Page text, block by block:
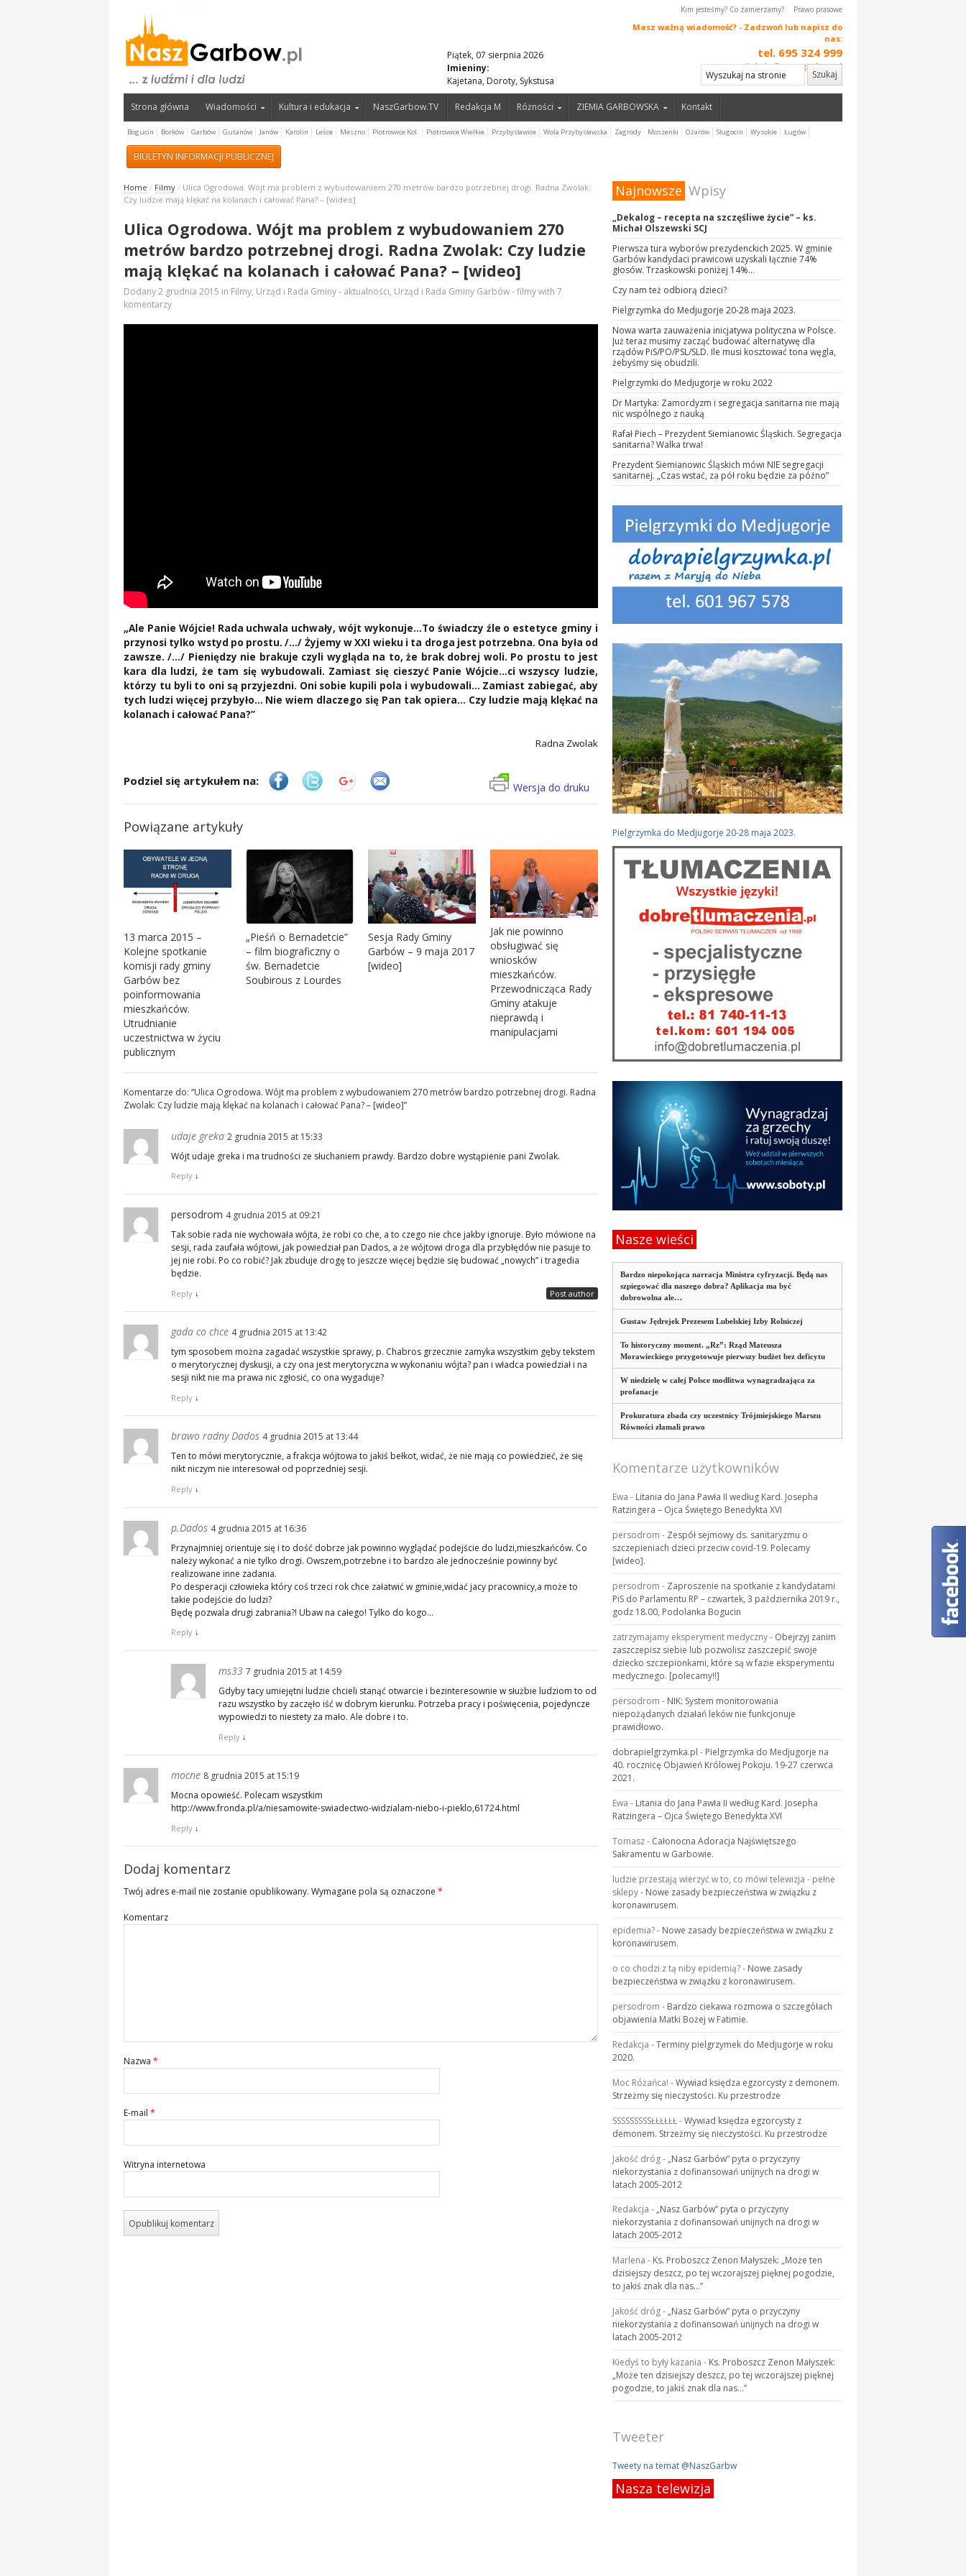
Kim jesteśmy? Co zamierzamy? Prawo prasowe
Piątek, 07 sierpnia 2026
Imieniny:
Kajetana, Doroty, Sykstusa
Masz ważną wiadomość? - Zadzwoń lub napisz do
nas:
tel. 695 324 999
redakcja@naszgarbow.pl
Strona główna Wiadomości Kultura i edukacja NaszGarbow.TV Redakcja M Różności ZIEMIA GARBOWSKA Kontakt
Bogucin Borków Garbów Gutanów Janów Karolin Leśce Meszno Piotrowice Kol. Piotrowice Wielkie Przybysławice Wola Przybysławska Zagrody Moszenki Ożarów Sługocin Wysokie Ługów
BIULETYN INFORMACJI PUBLICZNEJ
Home / Filmy / Ulica Ogrodowa. Wójt ma problem z wybudowaniem 270 metrów bardzo potrzebnej drogi. Radna Zwolak:
Czy ludzie mają klękać na kolanach i całować Pana? – [wideo]
Ulica Ogrodowa. Wójt ma problem z wybudowaniem 270
metrów bardzo potrzebnej drogi. Radna Zwolak: Czy ludzie
mają klękać na kolanach i całować Pana? – [wideo]
Dodany2 grudnia 2015 in Filmy, Urząd i Rada Gminy - aktualności, Urząd i Rada Gminy Garbów - filmywith 7
komentarzy
„Ale Panie Wójcie! Rada uchwala uchwały, wójt wykonuje…To świadczy źle o estetyce gminy i
przynosi tylko wstyd po prostu. /…/ Żyjemy w XXI wieku i ta droga jest potrzebna. Ona była od
zawsze. /…/ Pieniędzy nie brakuje czyli wygląda na to, że brak dobrej woli. Po prostu to jest
kara dla ludzi, że tam się wybudowali. Zamiast się cieszyć Panie Wójcie…ci wszyscy ludzie,
którzy tu byli to oni są przyjezdni. Oni sobie kupili pola i wybudowali… Zamiast zabiegać, aby
tych ludzi więcej przybyło… Nie wiem dlaczego się Pan tak opiera… Czy ludzie mają klękać na
kolanach i całować Pana?”
Radna Zwolak
Wersja do druku
Podziel się artykułem na:
Powiązane artykuły
13 marca 2015 –
Kolejne spotkanie
komisji rady gminy
Garbów bez
poinformowania
mieszkańców.
Utrudnianie
uczestnictwa w życiu
publicznym
„Pieśń o Bernadetcie”
– film biograficzny o
św. Bernadetcie
Soubirous z Lourdes
Sesja Rady Gminy
Garbów – 9 maja 2017
[wideo]
Jak nie powinno
obsługiwać się
wniosków
mieszkańców.
Przewodnicząca Rady
Gminy atakuje
nieprawdą i
manipulacjami
Komentarze do: “Ulica Ogrodowa. Wójt ma problem z wybudowaniem 270 metrów bardzo potrzebnej drogi. Radna
Zwolak: Czy ludzie mają klękać na kolanach i całować Pana? – [wideo]”
udaje greka 2 grudnia 2015 at 15:33
Wójt udaje greka i ma trudności ze słuchaniem prawdy. Bardzo dobre wystąpienie pani Zwolak.
Reply ↓
persodrom
Post author
4 grudnia 2015 at 09:21
Tak sobie rada nie wychowała wójta, że robi co che, a to czego nie chce jakby ignoruje. Było mówione na
sesji, rada zaufała wójtowi, jak powiedział pan Dados, a że wójtowi droga dla przybłędów nie pasuje to
jej nie robi. Po co robić? Jak zbuduje drogę to jeszcze więcej będzie się budować „nowych” i tragedia
będzie.
Reply ↓
gada co chce 4 grudnia 2015 at 13:42
tym sposobem można zagadać wszystkie sprawy, p. Chabros grzecznie zamyka wszystkim gęby tekstem
o merytorycznej dyskusji, a czy ona jest merytoryczna w wykonaniu wójta? pan i władca powiedział i na
sesji nikt nie ma prawa nic zgłosić, co ona wygaduje?
Reply ↓
brawo radny Dados 4 grudnia 2015 at 13:44
Ten to mówi merytorycznie, a frakcja wójtowa to jakiś bełkot, widać, że nie mają co powiedzieć, że się
nikt niczym nie interesował od poprzedniej sesji.
Reply ↓
p.Dados 4 grudnia 2015 at 16:36
Przynajmniej orientuje się i to dość dobrze jak powinno wyglądać podejście do ludzi,mieszkańców. Co
należy wykonać a nie tylko drogi. Owszem,potrzebne i to bardzo ale jednocześnie powinny być
realizowane inne zadania.
Po desperacji człowieka który coś trzeci rok chce załatwić w gminie,widać jacy pracownicy,a może to
takie podejście do ludzi?
Będę pozwala drugi zabrania?! Ubaw na całego! Tylko do kogo…
Reply ↓
ms33 7 grudnia 2015 at 14:59
Gdyby tacy umiejętni ludzie chcieli stanąć otwarcie i bezinteresownie w służbie ludziom to od
razu wszystko by zaczęło iść w dobrym kierunku. Potrzeba pracy i poświęcenia, pojedyncze
wypowiedzi to niestety za mało. Ale dobre i to.
Reply ↓
mocne 8 grudnia 2015 at 15:19
Mocna opowieść. Polecam wszystkim
http://www.fronda.pl/a/niesamowite-swiadectwo-widzialam-niebo-i-pieklo,61724.html
Reply ↓
Dodaj komentarz
Twój adres e-mail nie zostanie opublikowany. Wymagane pola są oznaczone *
Komentarz
Nazwa *
E-mail *
Witryna internetowa
Najnowsze Wpisy
„Dekalog – recepta na szczęśliwe życie” – ks.
Michał Olszewski SCJ
Pierwsza tura wyborów prezydenckich 2025. W gminie
Garbów kandydaci prawicowi uzyskali łącznie 74%
głosów. Trzaskowski poniżej 14%…
Czy nam też odbiorą dzieci?
Pielgrzymka do Medjugorje 20-28 maja 2023.
Nowa warta zauważenia inicjatywa polityczna w Polsce.
Już teraz musimy zacząć budować alternatywę dla
rządów PiS/PO/PSL/SLD. Ile musi kosztować tona węgla,
żebyśmy się obudzili.
Pielgrzymki do Medjugorje w roku 2022
Dr Martyka: Zamordyzm i segregacja sanitarna nie mają
nic wspólnego z nauką
Rafał Piech – Prezydent Siemianowic Śląskich. Segregacja
sanitarna? Walka trwa!
Prezydent Siemianowic Śląskich mówi NIE segregacji
sanitarnej. „Czas wstać, za pół roku będzie za późno”
Pielgrzymka do Medjugorje 20-28 maja 2023.
Nasze wieści
Bardzo niepokojąca narracja Ministra cyfryzacji. Będą nas
szpiegować dla naszego dobra? Aplikacja ma być
dobrowolna ale…
Gustaw Jędrejek Prezesem Lubelskiej Izby Rolniczej
To historyczny moment. „Rz”: Rząd Mateusza
Morawieckiego przygotowuje pierwszy budżet bez deficytu
W niedzielę w całej Polsce modlitwa wynagradzająca za
profanacje
Prokuratura zbada czy uczestnicy Trójmiejskiego Marszu
Równości złamali prawo
Komentarze użytkowników
Ewa - Litania do Jana Pawła II według Kard. Josepha
Ratzingera – Ojca Świętego Benedykta XVI
persodrom - Zespół sejmowy ds. sanitaryzmu o
szczepieniach dzieci przeciw covid-19. Polecamy
[wideo].
persodrom - Zaproszenie na spotkanie z kandydatami
PiS do Parlamentu RP – czwartek, 3 października 2019 r.,
godz 18.00, Podolanka Bogucin
zatrzymajamy eksperyment medyczny- Obejrzyj zanim
zaszczepisz siebie lub pozwolisz zaszczepić swoje
dziecko szczepionkami, które są w fazie eksperymentu
medycznego. [polecamy!!]
persodrom - NIK: System monitorowania
niepożądanych działań leków nie funkcjonuje
prawidłowo.
dobrapielgrzymka.pl - Pielgrzymka do Medjugorje na
40. rocznicę Objawień Królowej Pokoju. 19-27 czerwca
2021.
Ewa - Litania do Jana Pawła II według Kard. Josepha
Ratzingera – Ojca Świętego Benedykta XVI
Tomasz- Całonocna Adoracja Najświętszego
Sakramentu w Garbowie.
ludzie przestają wierzyć w to, co mówi telewizja - pełne
sklepy- Nowe zasady bezpieczeństwa w związku z
koronawirusem.
epidemia?- Nowe zasady bezpieczeństwa w związku z
koronawirusem.
o co chodzi z tą niby epidemią?- Nowe zasady
bezpieczeństwa w związku z koronawirusem.
persodrom - Bardzo ciekawa rozmowa o szczegółach
objawienia Matki Bożej w Fatimie.
Redakcja -Terminy pielgrzymek do Medjugorje w roku
2020.
Moc Różańca! -Wywiad księdza egzorcysty z demonem.
Strzeżmy się nieczystości. Ku przestrodze
SSSSSSSSSŁŁŁŁŁŁ-Wywiad księdza egzorcysty z
demonem. Strzeżmy się nieczystości. Ku przestrodze
Jakość dróg- „Nasz Garbów” pyta o przyczyny
niekorzystania z dofinansowań unijnych na drogi w
latach 2005-2012
Redakcja -„Nasz Garbów” pyta o przyczyny
niekorzystania z dofinansowań unijnych na drogi w
latach 2005-2012
Marlena - Ks. Proboszcz Zenon Małyszek: „Może ten
dzisiejszy deszcz, po tej wczorajszej pięknej pogodzie,
to jakiś znak dla nas…”
Jakość dróg-„Nasz Garbów” pyta o przyczyny
niekorzystania z dofinansowań unijnych na drogi w
latach 2005-2012
Kiedyś to były kazania - Ks. Proboszcz Zenon Małyszek:
„Może ten dzisiejszy deszcz, po tej wczorajszej pięknej
pogodzie, to jakiś znak dla nas…”
Tweeter
Tweety na temat @NaszGarbw
Nasza telewizja